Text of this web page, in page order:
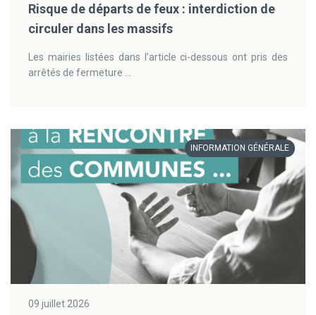
Risque de départs de feux : interdiction de
circuler dans les massifs
Les mairies listées dans l’article ci-dessous ont pris des
arrêtés de fermeture ...
INFORMATION GÉNÉRALE
09 juillet 2026